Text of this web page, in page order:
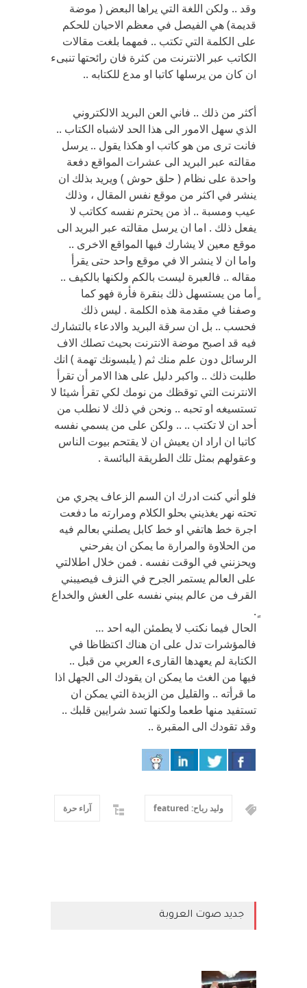
وقد .. ولكن اللغة التي يراها البعض ( موضة
قديمة) هي الفيصل في معظم الاحيان للحكم
على الكلمة التي تكتب .. فمهما بلغت مقالات
الكاتب عبر الانترنت من كثرة فان رائحتها تنبىء
ان كان من يرسلها كاتبا او مدع للكتابه ..
أكثر من ذلك .. فاني العن البريد الالكتروني
الذي سهل الامور الى هذا الحد لاشباه الكتاب ..
فانت ترى من هو كاتب او هكذا يقول .. يرسل
مقالته عبر البريد الى عشرات المواقع دفعة
واحدة على نظام ( حلق حوش ) ويريد بذلك ان
ينشر في اكثر من موقع نفس المقال ، وذلك
عيب ومسبة .. اذ من يحترم نفسه ككاتب لا
يفعل ذلك . اما ان يرسل مقالته عبر البريد الى
موقع معين لا يشارك فيها المواقع الاخرى ..
واما ان لا ينشر الا في موقع واحد حتى يقرأ
مقاله .. فالعبرة ليست بالكم ولكنها بالكيف ..
ٍأما من يستسهل ذلك بنقرة فأرة فهو كما
وصفنا في مقدمة هذه الكلمة . ليس ذلك
فحسب .. بل ان سرقة البريد والادعاء بالتشارك
فيه قد اصبح موضة الانترنت بحيث تصلك الاف
الرسائل دون علم منك ثم ( يلبسونك تهمة ) انك
طلبت ذلك .. واكبر دليل على هذا الامر أن تقرأ
الانترنت التي توقظك من نومك لكي تقرأ شيئا لا
تستسيغه او تحبه .. ونحن في ذلك لا نطلب من
أحد ان لا تكتب .. .. ولكن على من يسمي نفسه
كاتبا ان اراد ان يعيش ان لا يقتحم بيوت الناس
وعقولهم بمثل تلك الطريقة البائسة .
فلو أني كنت ادرك ان السم الزعاف يجري من
تحته نهر يغذيني بحلو الكلام ومرارته ما دفعت
اجرة خط هاتفي او خط كابل يصلني بعالم فيه
من الحلاوة والمرارة ما يمكن ان يفرحني
ويحزنني في الوقت نفسه . فمن خلال اطلالتي
على العالم يستمر الجرح في النزف فيصيبني
القرف من عالم يبني نفسه على الغش والخداع
ٍ.
الحال فيما نكتب لا يطمئن اليه احد …
فالمؤشرات تدل على ان هناك اكتظاظا في
الكتابة لم يعهدها القارىء العربي من قبل ..
فيها من الغث ما يمكن ان يقودك الى الجهل اذا
ما قرأته .. والقليل من الزبدة التي يمكن ان
تستفيد منها طعما ولكنها تسد شرايين قلبك ..
وقد تقودك الى المقبرة ..
وليد رباح: featured آراء حرة
جديد صوت العروبة